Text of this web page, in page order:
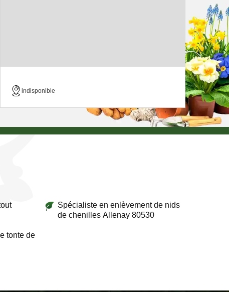
indisponible
tonte de
Spécialiste en enlèvement de nids
de chenilles Allenay 80530